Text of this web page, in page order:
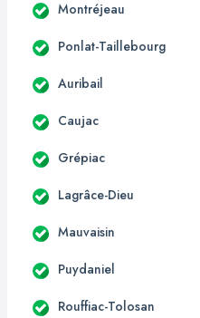
Montréjeau
Ponlat-Taillebourg
Auribail
Caujac
Grépiac
Lagrâce-Dieu
Mauvaisin
Puydaniel
Rouffiac-Tolosan